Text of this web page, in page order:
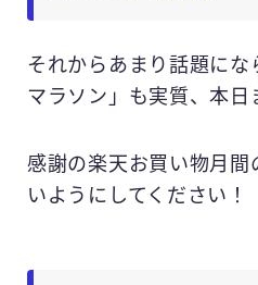
それからあまり話題にな
マラソン」も実質、本日
感謝の楽天お買い物月
いようにしてください！